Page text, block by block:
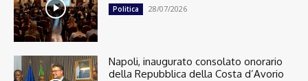
Politica 28/07/2026
Napoli, inaugurato consolato onorario
della Repubblica della Costa d’Avorio